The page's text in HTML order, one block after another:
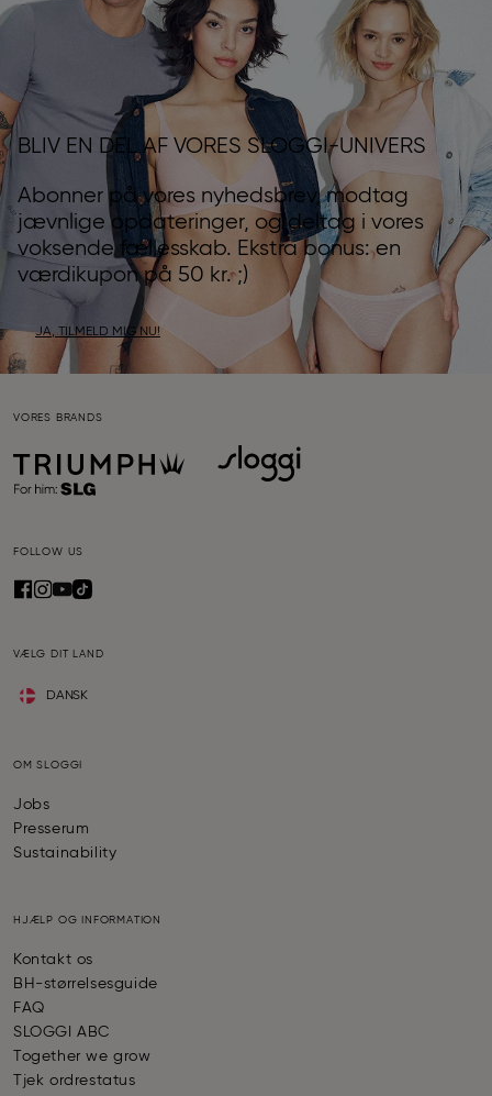
BLIV EN DEL AF VORES SLOGGI-UNIVERS
Abonner på vores nyhedsbrev, modtag
jævnlige opdateringer, og deltag i vores
voksende fællesskab. Ekstra bonus: en
værdikupon på 50 kr. ;)
JA, TILMELD MIG NU!
VORES BRANDS
FOLLOW US
VÆLG DIT LAND
DANSK
OM SLOGGI
Jobs
Presserum
Sustainability
HJÆLP OG INFORMATION
Kontakt os
BH-størrelsesguide
FAQ
SLOGGI ABC
Together we grow
Tjek ordrestatus